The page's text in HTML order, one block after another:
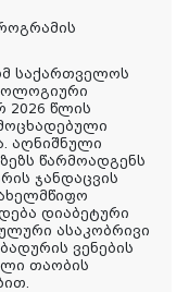
საქართველოს
2026 წლის
აღნიშნული
წარმოადგენს
ჯანდაცვის
დიაბეტური
ასაკობრივი
ვენების
თაობის